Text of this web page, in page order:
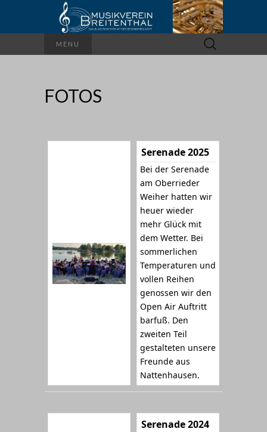
MENU
Suchen
nach:
FOTOS
Serenade 2025
Bei der Serenade
am Oberrieder
Weiher hatten wir
heuer wieder
mehr Glück mit
dem Wetter. Bei
sommerlichen
Temperaturen und
vollen Reihen
genossen wir den
Open Air Auftritt
barfuß. Den
zweiten Teil
gestalteten unsere
Freunde aus
Nattenhausen.
Serenade 2024